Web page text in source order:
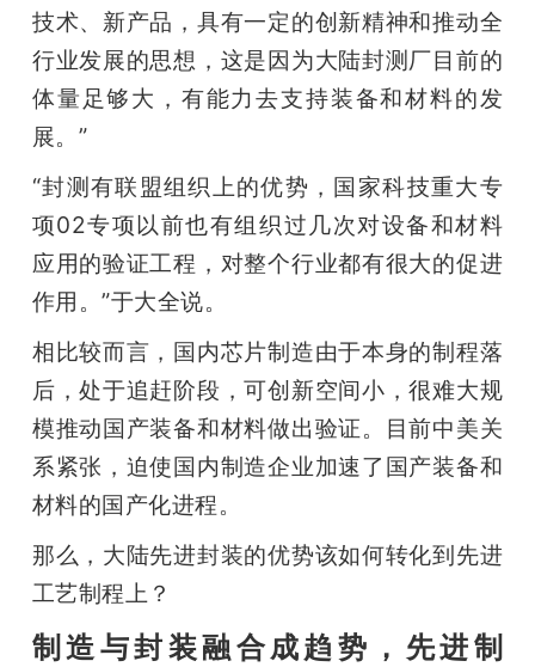
技术、新产品，具有一定的创新精神和推动全
行业发展的思想，这是因为大陆封测厂目前的
体量足够大，有能力去支持装备和材料的发
展。”
“封测有联盟组织上的优势，国家科技重大专
项02专项以前也有组织过几次对设备和材料
应用的验证工程，对整个行业都有很大的促进
作用。”于大全说。
相比较而言，国内芯片制造由于本身的制程落
后，处于追赶阶段，可创新空间小，很难大规
模推动国产装备和材料做出验证。目前中美关
系紧张，迫使国内制造企业加速了国产装备和
材料的国产化进程。
那么，大陆先进封装的优势该如何转化到先进
工艺制程上？
制造与封装融合成趋势，先进制